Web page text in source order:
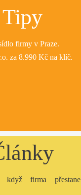
Tipy
firmy v Praze.
za 8.990 Kč na klíč.
když firma přestane